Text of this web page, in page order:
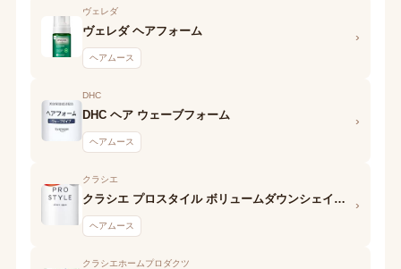
ヴェレダ
ヴェレダ ヘアフォーム
ヘアムース
›
DHC
DHC ヘア ウェーブフォーム
ヘアムース
›
クラシエ
クラシエ プロスタイル ボリュームダウンシェイクムーススプレー
ヘアムース
›
クラシエホームプロダクツ